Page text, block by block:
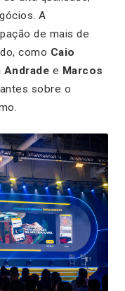
A
de mais de
como Caio
Andrade e Marcos
sobre o